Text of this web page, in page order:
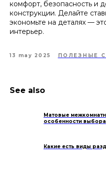
комфорт, безопасность и
конструкции. Делайте
экономьте на деталях —
интерьер.
13 may 2025 ПОЛЕЗНЫЕ
See also
Матовые
особенности выбора
Какие есть виды